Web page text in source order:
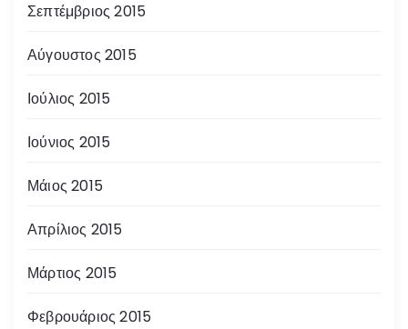
Σεπτέμβριος 2015
Αύγουστος 2015
Ιούλιος 2015
Ιούνιος 2015
Μάιος 2015
Απρίλιος 2015
Μάρτιος 2015
Φεβρουάριος 2015